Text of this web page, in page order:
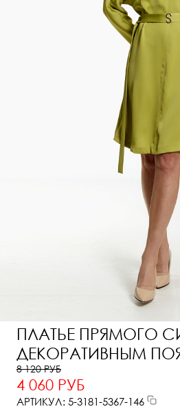
ПЛАТЬЕ ПРЯМОГО
ДЕКОРАТИВНЫМ
8 120 РУБ
4 060 РУБ
АРТИКУЛ: 5-3181-5367-146